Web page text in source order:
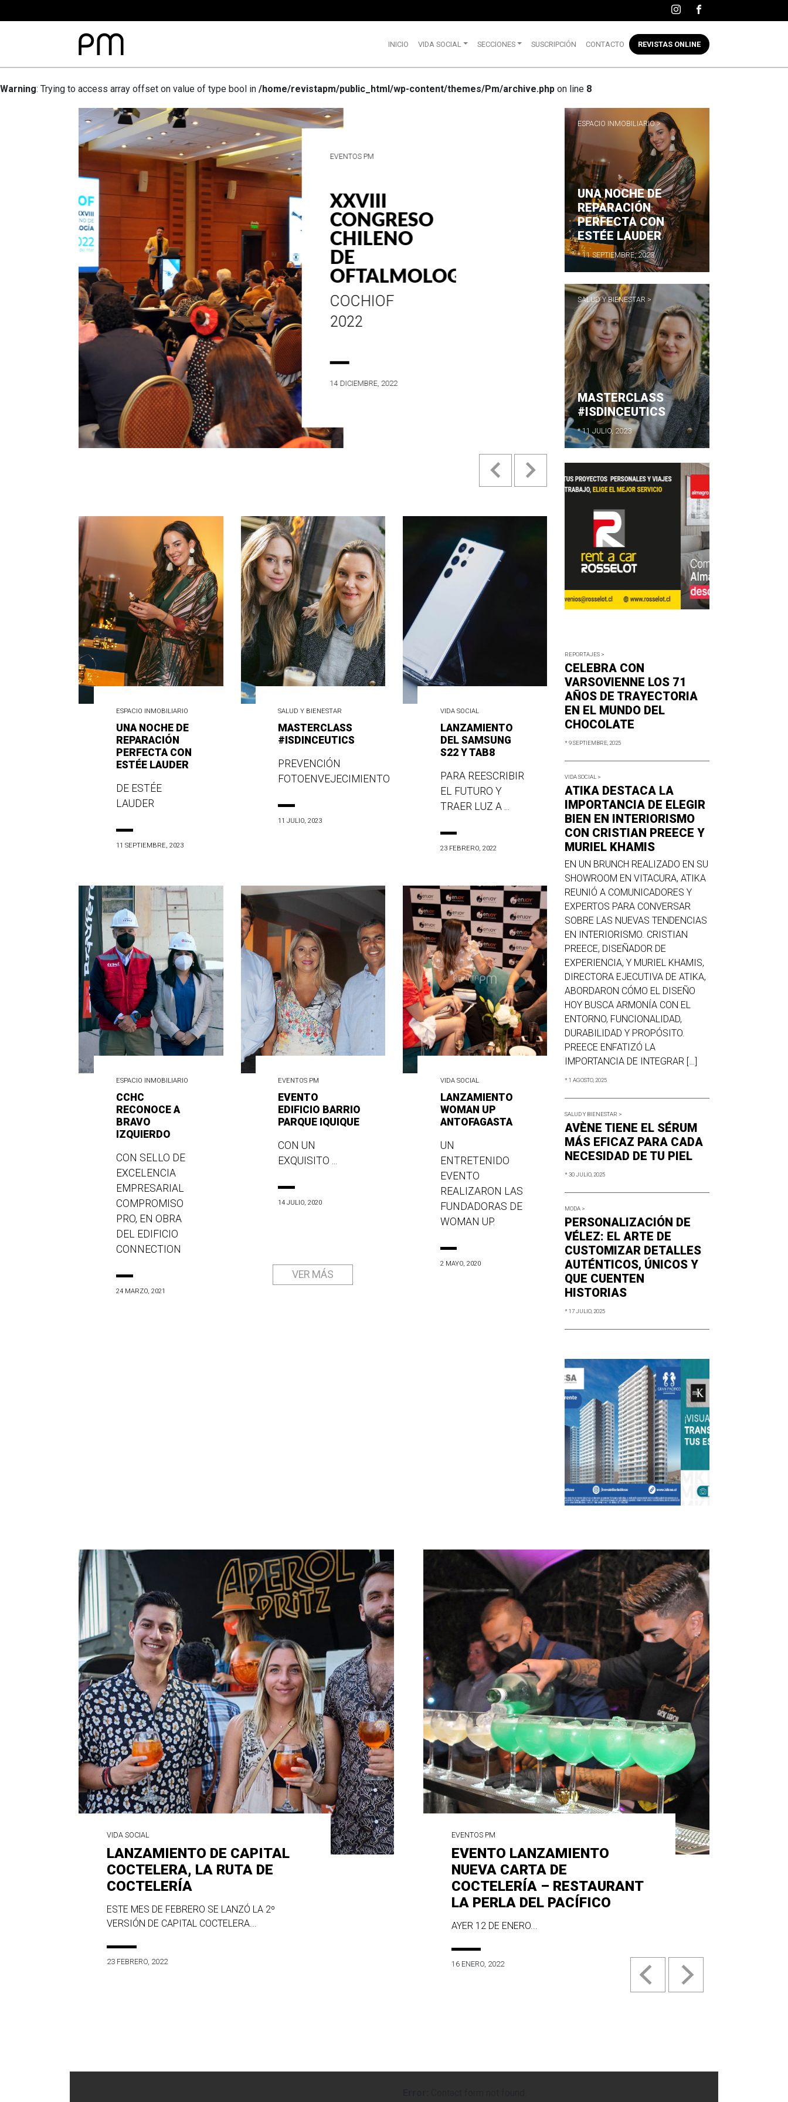
INICIO VIDA SOCIAL SECCIONES SUSCRIPCIÓN CONTACTO REVISTAS ONLINE
Warning: Trying to access array offset on value of type bool in /home/revistapm/public_html/wp-content/themes/Pm/archive.php on line 8
CELEBRA
ESTILO E
Previous Next
ESPACIO INMOBILIARIO
UNA NOCHE DE
REPARACIÓN
PERFECTA CON
ESTÉE LAUDER
DE ESTÉE
LAUDER
11 SEPTIEMBRE, 2023
SALUD Y BIENESTAR
MASTERCLASS
#ISDINCEUTICS
PREVENCIÓN
FOTOENVEJECIMIENTO
11 JULIO, 2023
VIDA SOCIAL
LANZAMIENTO
DEL SAMSUNG
S22 Y TAB8
PARA REESCRIBIR
EL FUTURO Y
TRAER LUZ A ...
23 FEBRERO, 2022
ESPACIO INMOBILIARIO
CCHC
RECONOCE A
BRAVO
IZQUIERDO
CON SELLO DE
EXCELENCIA
EMPRESARIAL
COMPROMISO
PRO, EN OBRA
DEL EDIFICIO
CONNECTION
24 MARZO, 2021
EVENTOS PM
EVENTO
EDIFICIO BARRIO
PARQUE IQUIQUE
CON UN
EXQUISITO ...
14 JULIO, 2020
VIDA SOCIAL
LANZAMIENTO
WOMAN UP
ANTOFAGASTA
UN
ENTRETENIDO
EVENTO
REALIZARON LAS
FUNDADORAS DE
WOMAN UP.
2 MAYO, 2020
VER MÁS
ESPACIO INMOBILIARIO >
UNA NOCHE DE
REPARACIÓN
PERFECTA CON
ESTÉE LAUDER
* 11 SEPTIEMBRE, 2023
SALUD Y BIENESTAR >
MASTERCLASS
#ISDINCEUTICS
* 11 JULIO, 2023
REPORTAJES >
CELEBRA CON
VARSOVIENNE LOS 71
AÑOS DE TRAYECTORIA
EN EL MUNDO DEL
CHOCOLATE
* 9 SEPTIEMBRE, 2025
VIDA SOCIAL >
ATIKA DESTACA LA
IMPORTANCIA DE ELEGIR
BIEN EN INTERIORISMO
CON CRISTIAN PREECE Y
MURIEL KHAMIS
EN UN BRUNCH REALIZADO EN SU
SHOWROOM EN VITACURA, ATIKA
REUNIÓ A COMUNICADORES Y
EXPERTOS PARA CONVERSAR
SOBRE LAS NUEVAS TENDENCIAS
EN INTERIORISMO. CRISTIAN
PREECE, DISEÑADOR DE
EXPERIENCIA, Y MURIEL KHAMIS,
DIRECTORA EJECUTIVA DE ATIKA,
ABORDARON CÓMO EL DISEÑO
HOY BUSCA ARMONÍA CON EL
ENTORNO, FUNCIONALIDAD,
DURABILIDAD Y PROPÓSITO.
PREECE ENFATIZÓ LA
IMPORTANCIA DE INTEGRAR […]
* 1 AGOSTO, 2025
SALUD Y BIENESTAR >
AVÈNE TIENE EL SÉRUM
MÁS EFICAZ PARA CADA
NECESIDAD DE TU PIEL
* 30 JULIO, 2025
MODA >
PERSONALIZACIÓN DE
VÉLEZ: EL ARTE DE
CUSTOMIZAR DETALLES
AUTÉNTICOS, ÚNICOS Y
QUE CUENTEN
HISTORIAS
* 17 JULIO, 2025
VIDA SOCIAL
LANZAMIENTO DE CAPITAL
COCTELERA, LA RUTA DE
COCTELERÍA
ESTE MES DE FEBRERO SE LANZÓ LA 2º
VERSIÓN DE CAPITAL COCTELERA...
23 FEBRERO, 2022
EVENTOS PM
EVENTO LANZAMIENTO
NUEVA CARTA DE
COCTELERÍA – RESTAURANT
LA PERLA DEL PACÍFICO
AYER 12 DE ENERO...
16 ENERO, 2022